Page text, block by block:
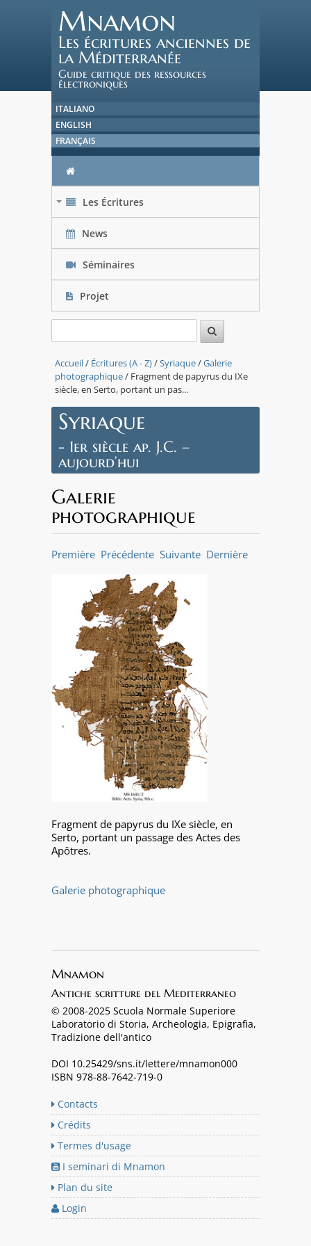
Mnamon
Les écritures anciennes de
la Méditerranée
Guide critique des ressources
électroniques
ITALIANO
ENGLISH
FRANÇAIS
Les Écritures
News
Séminaires
Projet
Accueil/ Écritures (A - Z)/Syriaque/Galerie
photographique/ Fragment de papyrus du IXe
siècle, en Serto, portant un pas...
Syriaque
- 1er siècle ap. J.C. –
aujourd’hui
Galerie
photographique
Première Précédente Suivante Dernière
Fragment de papyrus du IXe siècle, en
Serto, portant un passage des Actes des
Apôtres.
Galerie photographique
Mnamon
Antiche scritture del Mediterraneo
© 2008-2025 Scuola Normale Superiore
Laboratorio di Storia, Archeologia, Epigrafia,
Tradizione dell'antico
DOI 10.25429/sns.it/lettere/mnamon000
ISBN 978-88-7642-719-0
Contacts
Crédits
Termes d'usage
I seminari di Mnamon
Plan du site
Login